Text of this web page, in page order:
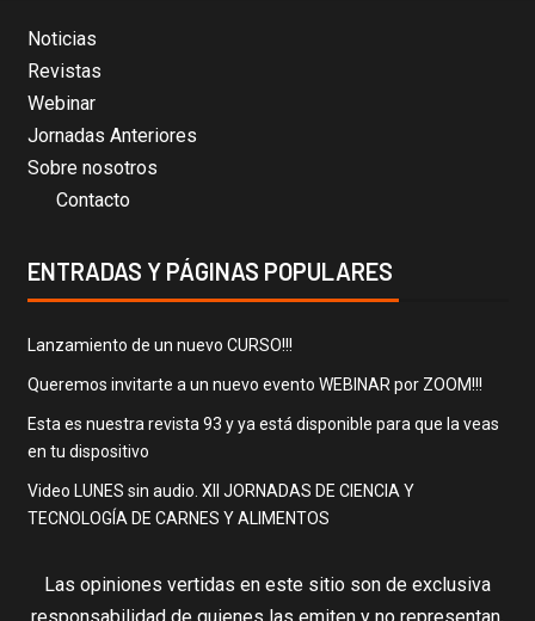
Noticias
Revistas
Webinar
Jornadas Anteriores
Sobre nosotros
Contacto
ENTRADAS Y PÁGINAS POPULARES
Lanzamiento de un nuevo CURSO!!!
Queremos invitarte a un nuevo evento WEBINAR por ZOOM!!!
Esta es nuestra revista 93 y ya está disponible para que la veas
en tu dispositivo
Video LUNES sin audio. XII JORNADAS DE CIENCIA Y
TECNOLOGÍA DE CARNES Y ALIMENTOS
Las opiniones vertidas en este sitio son de exclusiva